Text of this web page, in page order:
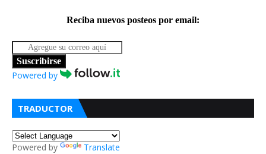
Reciba nuevos posteos por email:
Suscribirse
Powered by
TRADUCTOR
Powered by Translate